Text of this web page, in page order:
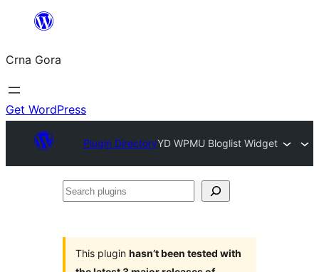
content
Crna Gora
Get WordPress
Plugin DirectoryYD WPMU Bloglist Widget
Search
This plugin hasn’t been tested with